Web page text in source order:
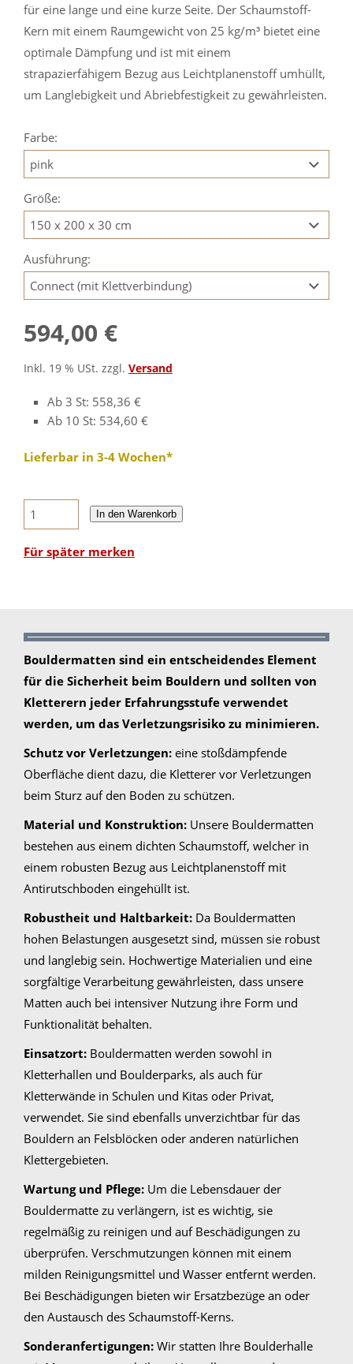
für eine lange und eine kurze Seite. Der Schaumstoff-
Kern mit einem Raumgewicht von 25 kg/m³ bietet eine
optimale Dämpfung und ist mit einem
strapazierfähigem Bezug aus Leichtplanenstoff umhüllt,
um Langlebigkeit und Abriebfestigkeit zu gewährleisten.
Farbe:
Größe:
Ausführung:
594,00 €
Inkl. 19 % USt. zzgl. Versand
Ab 3 St: 558,36 €
Ab 10 St: 534,60 €
Lieferbar in 3-4 Wochen*
In den Warenkorb
Für später merken
Bouldermatten sind ein entscheidendes Element
für die Sicherheit beim Bouldern und sollten von
Kletterern jeder Erfahrungsstufe verwendet
werden, um das Verletzungsrisiko zu minimieren.
Schutz vor Verletzungen: eine stoßdämpfende
Oberfläche dient dazu, die Kletterer vor Verletzungen
beim Sturz auf den Boden zu schützen.
Material und Konstruktion: Unsere Bouldermatten
bestehen aus einem dichten Schaumstoff, welcher in
einem robusten Bezug aus Leichtplanenstoff mit
Antirutschboden eingehüllt ist.
Robustheit und Haltbarkeit: Da Bouldermatten
hohen Belastungen ausgesetzt sind, müssen sie robust
und langlebig sein. Hochwertige Materialien und eine
sorgfältige Verarbeitung gewährleisten, dass unsere
Matten auch bei intensiver Nutzung ihre Form und
Funktionalität behalten.
Einsatzort: Bouldermatten werden sowohl in
Kletterhallen und Boulderparks, als auch für
Kletterwände in Schulen und Kitas oder Privat,
verwendet. Sie sind ebenfalls unverzichtbar für das
Bouldern an Felsblöcken oder anderen natürlichen
Klettergebieten.
Wartung und Pflege: Um die Lebensdauer der
Bouldermatte zu verlängern, ist es wichtig, sie
regelmäßig zu reinigen und auf Beschädigungen zu
überprüfen. Verschmutzungen können mit einem
milden Reinigungsmittel und Wasser entfernt werden.
Bei Beschädigungen bieten wir Ersatzbezüge an oder
den Austausch des Schaumstoff-Kerns.
Sonderanfertigungen: Wir statten Ihre Boulderhalle